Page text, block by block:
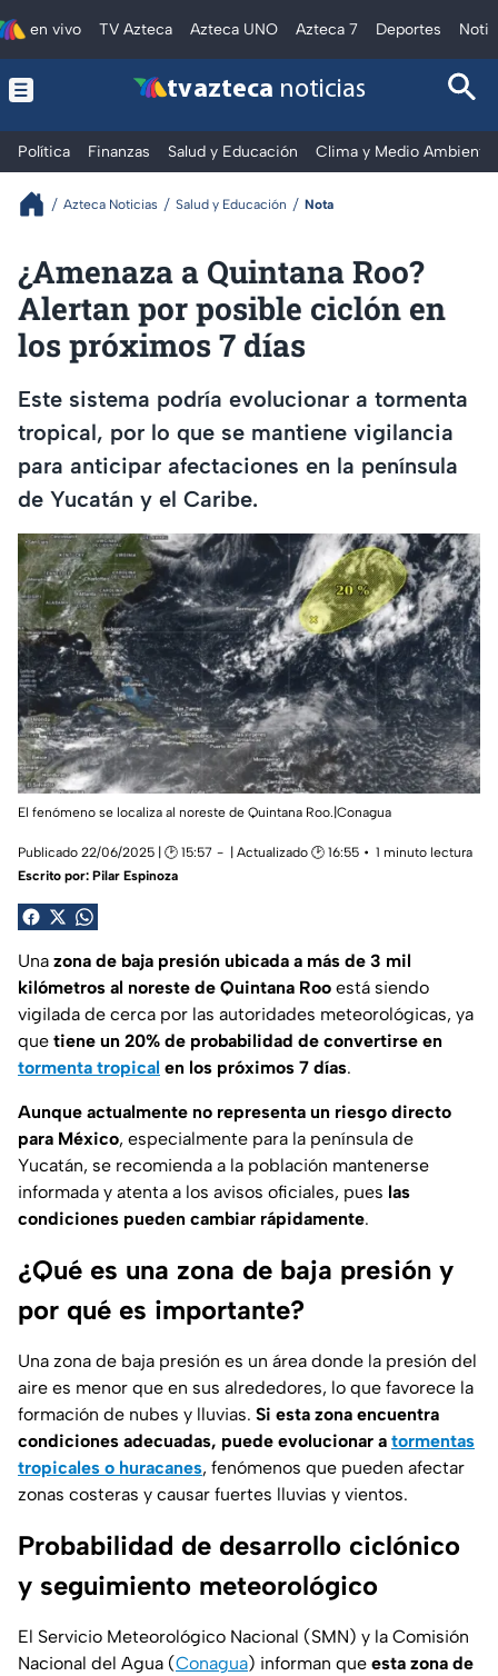
en vivo TV Azteca Azteca UNO Azteca 7 Deportes
tv azteca noticias
Política Finanzas Salud y Educación Clima y Medio Ambiente
Azteca Noticias Salud y Educación Nota
¿Amenaza a Quintana Roo?
Alertan por posible ciclón en
los próximos 7 días
Este sistema podría evolucionar a tormenta
tropical, por lo que se mantiene vigilancia
para anticipar afectaciones en la península
de Yucatán y el Caribe.
El fenómeno se localiza al noreste de Quintana Roo.|Conagua
Publicado 22/06/2025 | 🕑 15:57 | Actualizado 🕑 16:55
1 minuto lectura
Escrito por: Pilar Espinoza
Una zona de baja presión ubicada a más de 3 mil
kilómetros al noreste de Quintana Roo está siendo
vigilada de cerca por las autoridades meteorológicas, ya
que tiene un 20% de probabilidad de convertirse en
tormenta tropical en los próximos 7 días.
Aunque actualmente no representa un riesgo directo
para México, especialmente para la península de
Yucatán, se recomienda a la población mantenerse
informada y atenta a los avisos oficiales, pues las
condiciones pueden cambiar rápidamente.
¿Qué es una zona de baja presión y
por qué es importante?
Una zona de baja presión es un área donde la presión del
aire es menor que en sus alrededores, lo que favorece la
formación de nubes y lluvias. Si esta zona encuentra
condiciones adecuadas, puede evolucionar a tormentas
tropicales o huracanes, fenómenos que pueden afectar
zonas costeras y causar fuertes lluvias y vientos.
Probabilidad de desarrollo ciclónico
y seguimiento meteorológico
El Servicio Meteorológico Nacional (SMN) y la Comisión
Nacional del Agua (Conagua) informan que esta zona de